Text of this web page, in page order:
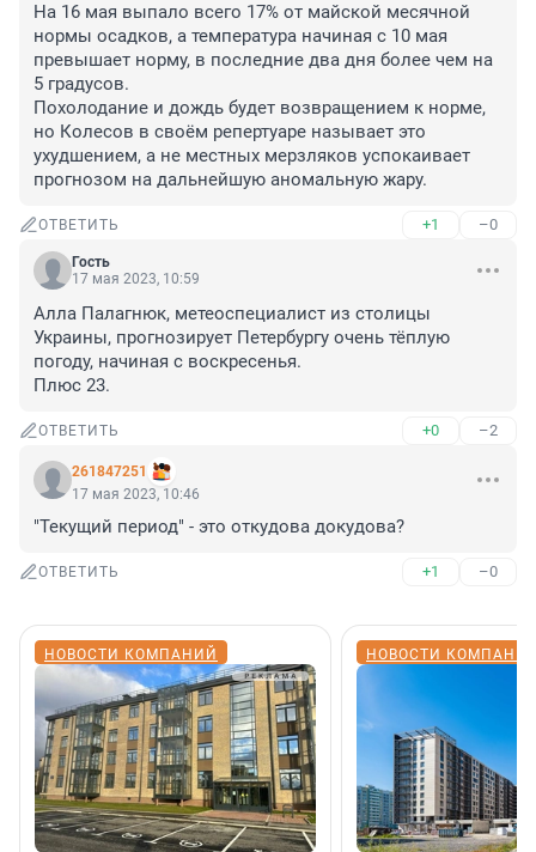
На 16 мая выпало всего 17% от майской месячной
нормы осадков, а температура начиная с 10 мая
превышает норму, в последние два дня более чем на
5 градусов.
Похолодание и дождь будет возвращением к норме,
но Колесов в своём репертуаре называет это
ухудшением, а не местных мерзляков успокаивает
прогнозом на дальнейшую аномальную жару.
ОТВЕТИТЬ +1 –0
Гость
17 мая 2023, 10:59
Алла Палагнюк, метеоспециалист из столицы
Украины, прогнозирует Петербургу очень тёплую
погоду, начиная с воскресенья.
Плюс 23.
ОТВЕТИТЬ +0 –2
261847251
17 мая 2023, 10:46
"Текущий период" - это откудова докудова?
ОТВЕТИТЬ +1 –0
НОВОСТИ КОМПАНИЙ НОВОСТИ